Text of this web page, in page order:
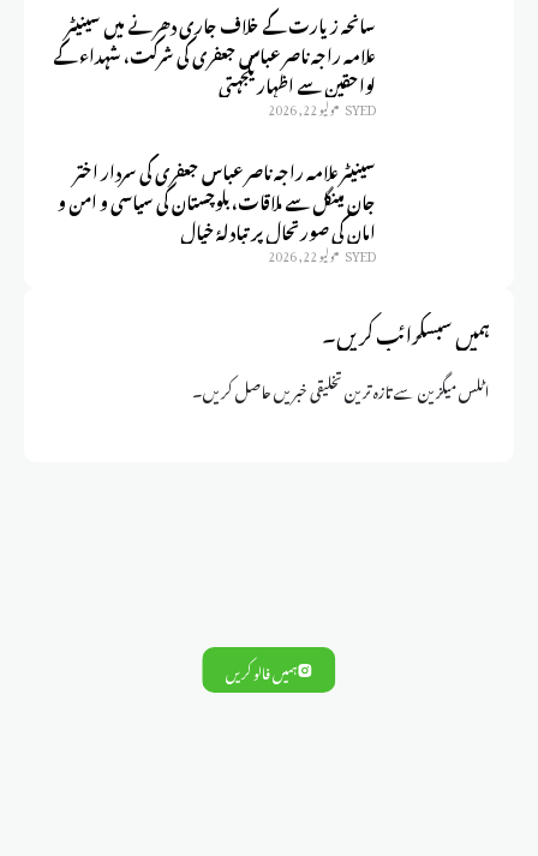
سانحہ زیارت کے خلاف جاری دھرنے میں سینیٹر
علامہ راجہ ناصر عباس جعفری کی شرکت، شہداء کے
لواحقین سے اظہارِ یکجہتی
SYED يوليو 22, 2026
سینیٹر علامہ راجہ ناصر عباس جعفری کی سردار اختر
جان مینگل سے ملاقات، بلوچستان کی سیاسی و امن و
امان کی صورتحال پر تبادلۂ خیال
SYED يوليو 22, 2026
ہمیں سبسکرائب کریں۔
اٹلس میگزین سے تازہ ترین تخلیقی خبریں حاصل کریں۔
ہمیں فالو کریں